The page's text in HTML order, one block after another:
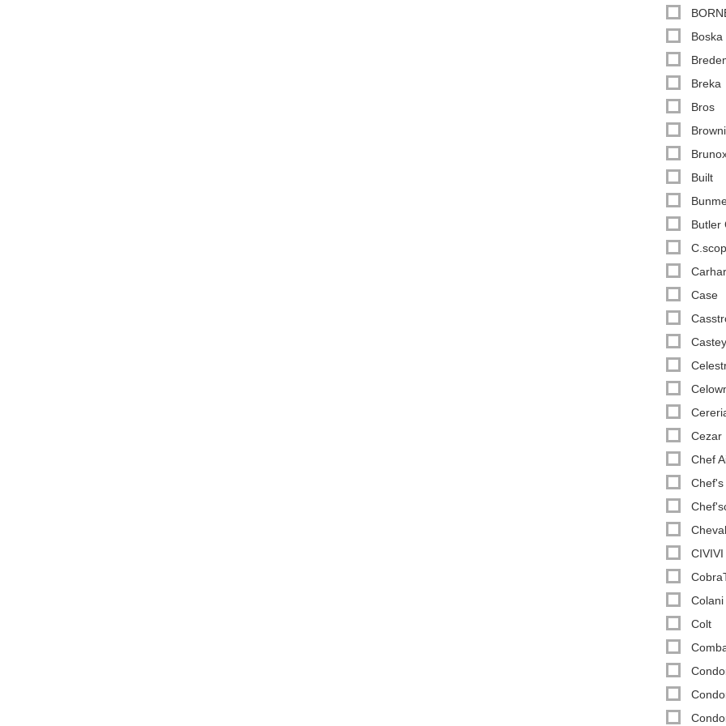
Boska
Breka
Bros
Built
Butler
Case
Castey
Cezar
Chef
CIVIVI
Colani
Colt